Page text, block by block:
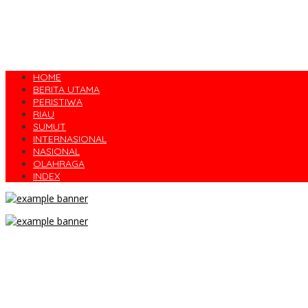
HOME
BERITA UTAMA
PERISTIWA
RIAU
SUMUT
INTERNASIONAL
NASIONAL
OLAHRAGA
INDEX